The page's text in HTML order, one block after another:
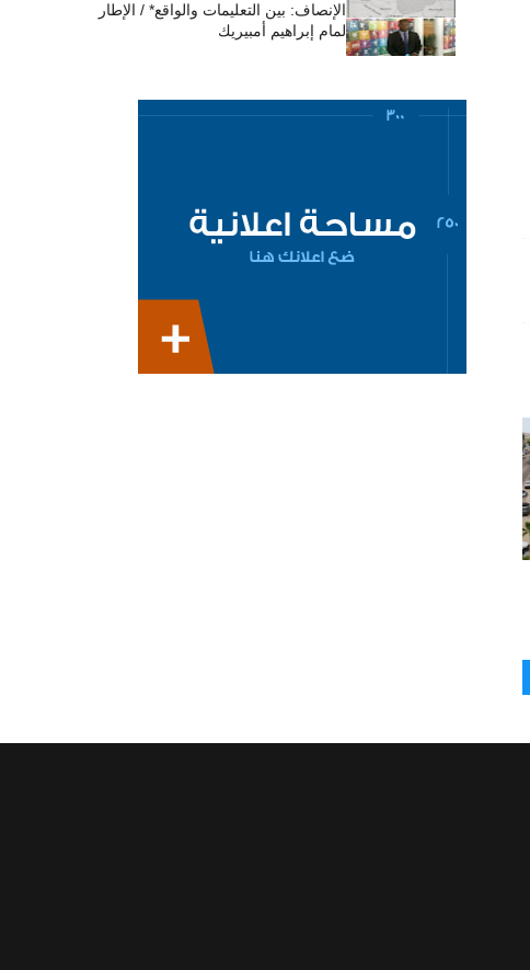
الإنصاف: بين التعليمات والواقع* / الإطار
لمام إبراهيم أمبيريك